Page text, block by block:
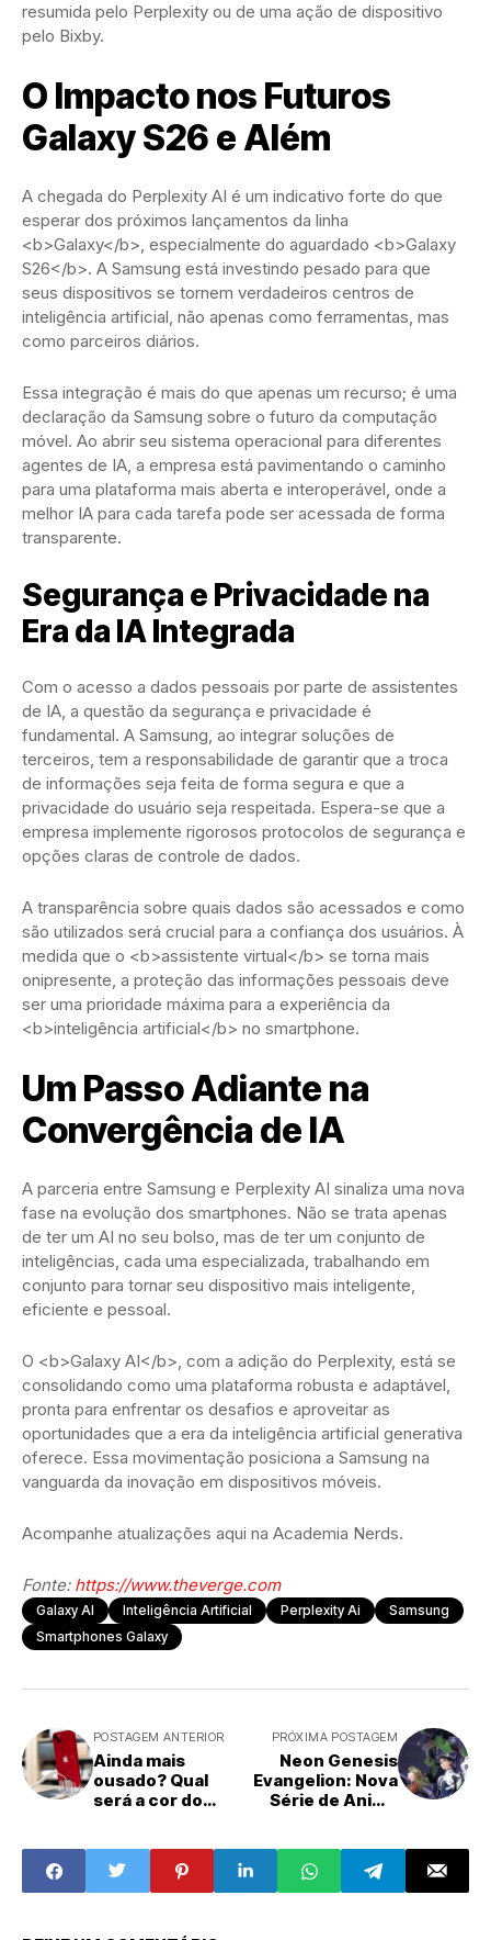
resumida pelo Perplexity ou de uma ação de dispositivo
pelo Bixby.
O Impacto nos Futuros
Galaxy S26 e Além
A chegada do Perplexity AI é um indicativo forte do que
esperar dos próximos lançamentos da linha
<b>Galaxy</b>, especialmente do aguardado <b>Galaxy
S26</b>. A Samsung está investindo pesado para que
seus dispositivos se tornem verdadeiros centros de
inteligência artificial, não apenas como ferramentas, mas
como parceiros diários.
Essa integração é mais do que apenas um recurso; é uma
declaração da Samsung sobre o futuro da computação
móvel. Ao abrir seu sistema operacional para diferentes
agentes de IA, a empresa está pavimentando o caminho
para uma plataforma mais aberta e interoperável, onde a
melhor IA para cada tarefa pode ser acessada de forma
transparente.
Segurança e Privacidade na
Era da IA Integrada
Com o acesso a dados pessoais por parte de assistentes
de IA, a questão da segurança e privacidade é
fundamental. A Samsung, ao integrar soluções de
terceiros, tem a responsabilidade de garantir que a troca
de informações seja feita de forma segura e que a
privacidade do usuário seja respeitada. Espera-se que a
empresa implemente rigorosos protocolos de segurança e
opções claras de controle de dados.
A transparência sobre quais dados são acessados e como
são utilizados será crucial para a confiança dos usuários. À
medida que o <b>assistente virtual</b> se torna mais
onipresente, a proteção das informações pessoais deve
ser uma prioridade máxima para a experiência da
<b>inteligência artificial</b> no smartphone.
Um Passo Adiante na
Convergência de IA
A parceria entre Samsung e Perplexity AI sinaliza uma nova
fase na evolução dos smartphones. Não se trata apenas
de ter um AI no seu bolso, mas de ter um conjunto de
inteligências, cada uma especializada, trabalhando em
conjunto para tornar seu dispositivo mais inteligente,
eficiente e pessoal.
O <b>Galaxy AI</b>, com a adição do Perplexity, está se
consolidando como uma plataforma robusta e adaptável,
pronta para enfrentar os desafios e aproveitar as
oportunidades que a era da inteligência artificial generativa
oferece. Essa movimentação posiciona a Samsung na
vanguarda da inovação em dispositivos móveis.
Acompanhe atualizações aqui na Academia Nerds.
Fonte: https://www.theverge.com
Galaxy AI Inteligência Artificial Perplexity Ai
Samsung
Smartphones Galaxy
POSTAGEM ANTERIOR
Ainda mais
ousado? Qual
será a cor do
laranja?
PRÓXIMA POSTAGEM
Neon Genesis
Evangelion: Nova
Série de Anime
Celebração aos
30 Anos